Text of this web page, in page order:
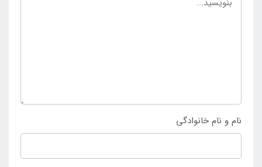
سازگاری لازم در
نام و نام خانوادگی